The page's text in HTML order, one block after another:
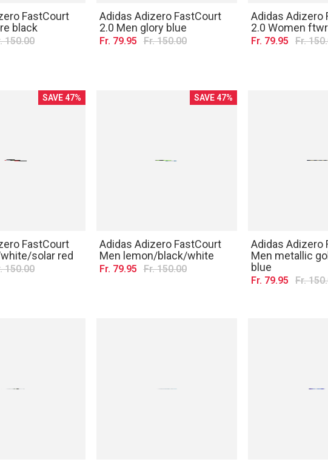
FastCourt
black
150.00
Adidas Adizero FastCourt
2.0 Men glory blue
Fr. 79.95 Fr. 150.00
Adidas Adizero
2.0 Women
Fr. 79.95 Fr.
SAVE 47%
FastCourt
solar red
150.00
SAVE 47%
Adidas Adizero FastCourt
Men lemon/black/white
Fr. 79.95 Fr. 150.00
Adidas Adizero
Men metallic
blue
Fr. 79.95 Fr.